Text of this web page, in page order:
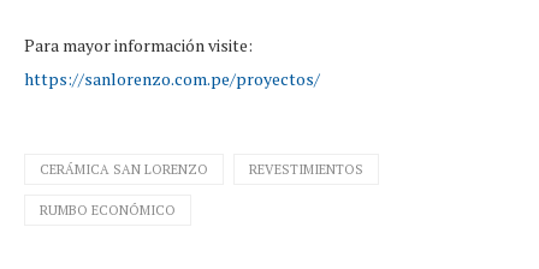
Para mayor información visite:
https://sanlorenzo.com.pe/proyectos/
CERÁMICA SAN LORENZO REVESTIMIENTOS
RUMBO ECONÓMICO